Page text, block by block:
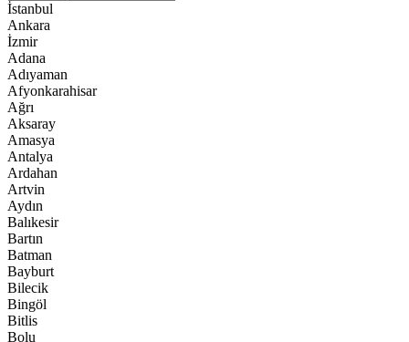
İstanbul
Ankara
İzmir
Adana
Adıyaman
Afyonkarahisar
Ağrı
Aksaray
Amasya
Antalya
Ardahan
Artvin
Aydın
Balıkesir
Bartın
Batman
Bayburt
Bilecik
Bingöl
Bitlis
Bolu